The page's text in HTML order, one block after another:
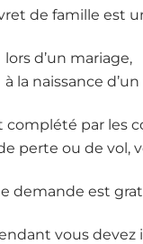
de famille est
lors d’un mariage,
à la naissance
complété par les
perte ou de vol,
demande est
vous